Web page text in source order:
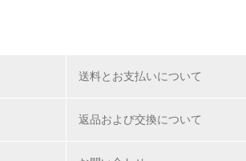
送料とお支払いについて
返品および交換について